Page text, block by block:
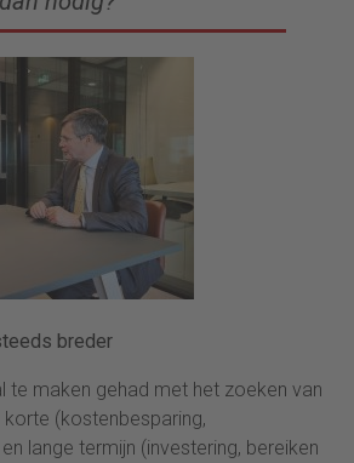
breder
te maken gehad met het zoeken van
(kostenbesparing,
lange termijn (investering, bereiken